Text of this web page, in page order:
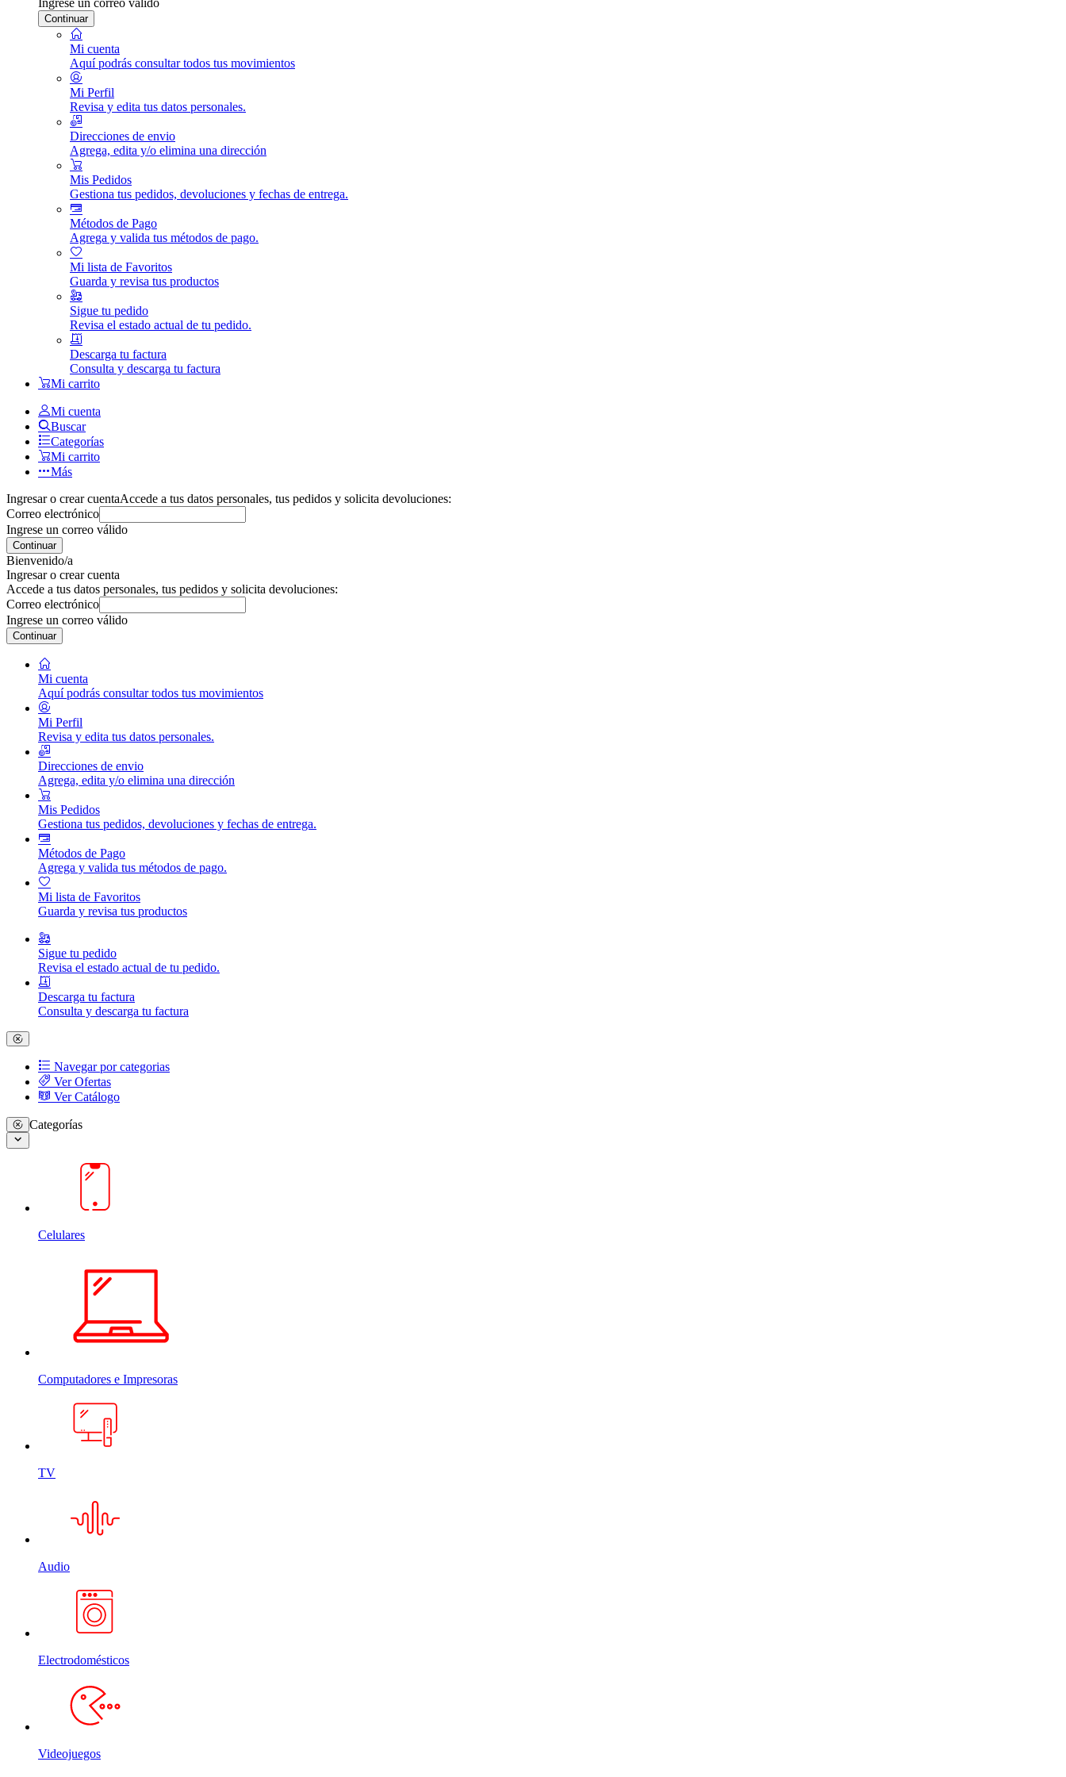
Continuar
Mi cuenta
Aquí podrás consultar todos tus movimientos
Mi Perfil
Revisa y edita tus datos personales.
Direcciones de envio
Agrega, edita y/o elimina una dirección
Mis Pedidos
Gestiona tus pedidos, devoluciones y fechas de entrega.
Métodos de Pago
Agrega y valida tus métodos de pago.
Mi lista de Favoritos
Guarda y revisa tus productos
Sigue tu pedido
Revisa el estado actual de tu pedido.
Descarga tu factura
Consulta y descarga tu factura
Mi carrito
Mi cuenta
Buscar
Categorías
Mi carrito
Más
Ingresar o crear cuentaAccede a tus datos personales, tus pedidos y solicita devoluciones:
Correo electrónico
Ingrese un correo válido
Continuar
Bienvenido/a
Ingresar o crear cuenta
Accede a tus datos personales, tus pedidos y solicita devoluciones:
Correo electrónico
Ingrese un correo válido
Continuar
Mi cuenta
Aquí podrás consultar todos tus movimientos
Mi Perfil
Revisa y edita tus datos personales.
Direcciones de envio
Agrega, edita y/o elimina una dirección
Mis Pedidos
Gestiona tus pedidos, devoluciones y fechas de entrega.
Métodos de Pago
Agrega y valida tus métodos de pago.
Mi lista de Favoritos
Guarda y revisa tus productos
Sigue tu pedido
Revisa el estado actual de tu pedido.
Descarga tu factura
Consulta y descarga tu factura
Navegar por categorias
Ver Ofertas
Ver Catálogo
Categorías
Celulares
Computadores e Impresoras
TV
Audio
Electrodomésticos
Videojuegos